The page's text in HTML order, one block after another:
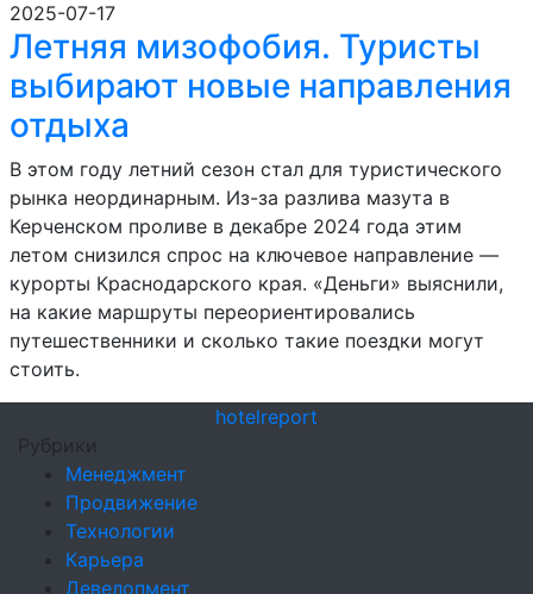
2025-07-17
Летняя мизофобия. Туристы
выбирают новые направления
отдыха
В этом году летний сезон стал для туристического
рынка неординарным. Из-за разлива мазута в
Керченском проливе в декабре 2024 года этим
летом снизился спрос на ключевое направление —
курорты Краснодарского края. «Деньги» выяснили,
на какие маршруты переориентировались
путешественники и сколько такие поездки могут
стоить.
hotelreport
Рубрики
Менеджмент
Продвижение
Технологии
Карьера
Девелопмент